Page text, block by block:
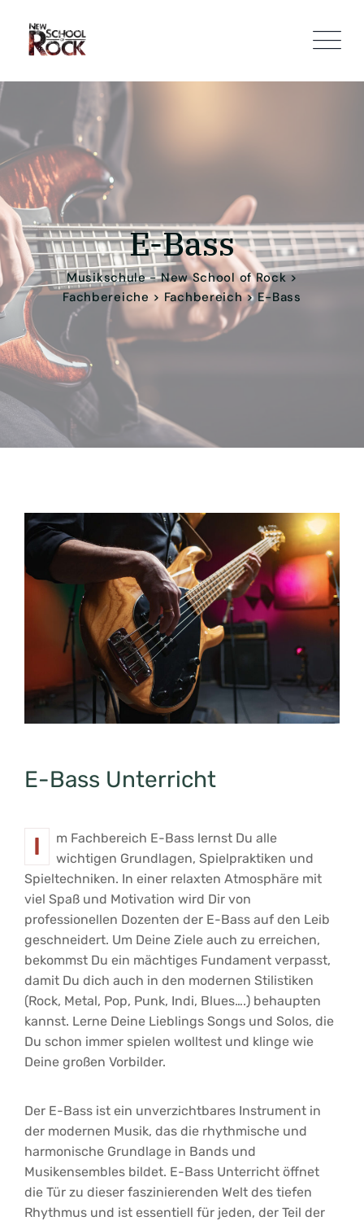
E-Bass
Musikschule - New School of Rock>
Fachbereiche > Fachbereich> E-Bass
E-Bass Unterricht
Im Fachbereich E-Bass lernst Du alle
wichtigen Grundlagen, Spielpraktiken und
Spieltechniken. In einer relaxten Atmosphäre mit
viel Spaß und Motivation wird Dir von
professionellen Dozenten der E-Bass auf den Leib
geschneidert. Um Deine Ziele auch zu erreichen,
bekommst Du ein mächtiges Fundament verpasst,
damit Du dich auch in den modernen Stilistiken
(Rock, Metal, Pop, Punk, Indi, Blues….) behaupten
kannst. Lerne Deine Lieblings Songs und Solos, die
Du schon immer spielen wolltest und klinge wie
Deine großen Vorbilder.
Der E-Bass ist ein unverzichtbares Instrument in
der modernen Musik, das die rhythmische und
harmonische Grundlage in Bands und
Musikensembles bildet. E-Bass Unterricht öffnet
die Tür zu dieser faszinierenden Welt des tiefen
Rhythmus und ist essentiell für jeden, der Teil der